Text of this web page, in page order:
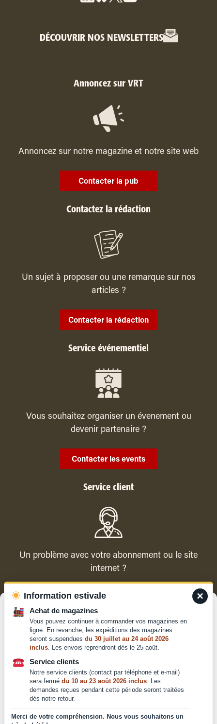
Pour offrir les meilleures expériences, nous utilisons des technologies
telles que les cookies pour stocker et/ou accéder aux informations des
appareils. Le fait de consentir à ces technologies nous permettra de
traiter des données telles que le comportement de navigation ou les ID
uniques sur ce site. Le fait de ne pas consentir ou de retirer son
consentement peut avoir un effet négatif sur certaines caractéristiques
et fonctions.
Accepter
DÉCOUVRIR NOS NEWSLETTERS
Annoncez sur VRT
Annoncez sur notre magazine et notre site web
Contacter la pub
Contactez la rédaction
Un sujet à proposer ou une remarque sur nos
articles ?
Contacter la rédaction
Service événementiel
Vous souhaitez organiser un évenement ou
devenir partenaire ?
Contacter les events
Service client
Un problème avec votre abonnement ou le site
internet ?
Contacter le service client
Mentions légales
Conditions générales de
vente et d'utilisation
confidentialité
×
Information estivale
Achat de magazines
Vous pouvez continuer à commander vos magazines en
ligne. En revanche, les expéditions des magazines
seront suspendues du 30 juillet au 24 août 2026
inclus. Les envois reprendront dès le 25 août.
Service clients
Notre service clients (contact par téléphone et e-mail)
sera fermé du 10 au 23 août 2026 inclus. Les
demandes reçues pendant cette période seront traitées
dès notre retour.
Merci de votre compréhension. Nous vous souhaitons un